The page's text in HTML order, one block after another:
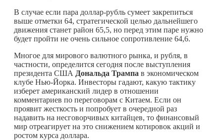
В случае если пара доллар-рубль сумеет закрепиться
выше отметки 64, стратегической целью дальнейшего
движения станет район 65,5, но перед этим паре нужно
будет пройти не очень сильное сопротивление 64,6.
Многое для мирового валютного рынка, и рубля, в
частности, определится сегодня после выступления
президента США Дональда Трампа в экономическом
клубе Нью-Йорка. Инвесторы гадают, какую тактику
изберет американский лидер в отношении
комментариев по переговорам с Китаем. Если он
проявит жесткость и попробует в очередной раз
надавить на несговорчивых китайцев, то финансовый
мир отреагирует на это снижением котировок акций и
ростом курса доллара.